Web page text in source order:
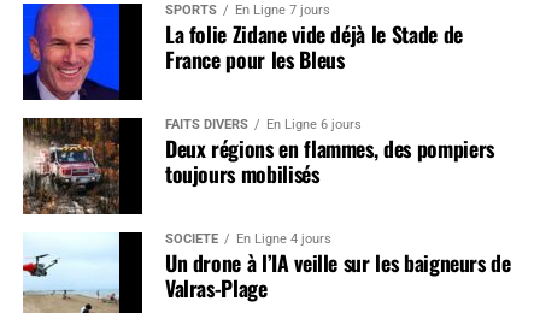
SPORTS En Ligne 7 jours
La folie Zidane vide déjà le Stade de
France pour les Bleus
FAITS DIVERS En Ligne 6 jours
Deux régions en flammes, des pompiers
toujours mobilisés
SOCIÉTÉ En Ligne 4 jours
Un drone à l’IA veille sur les baigneurs de
Valras-Plage